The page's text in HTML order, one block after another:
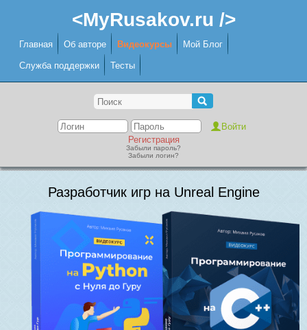
<MyRusakov.ru />
Главная Об авторе Видеокурсы Мой Блог
Служба поддержки Тесты
Регистрация
Забыли пароль?
Забыли логин?
Разработчик игр на Unreal Engine